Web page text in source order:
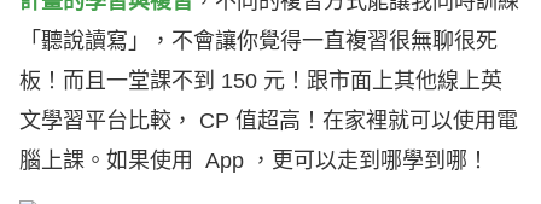
「聽說讀寫」，不會讓你覺得一直複習很無聊很死
板！而且一堂課不到 150 元！跟市面上其他線上英
文學習平台比較， CP 值超高！在家裡就可以使用電
腦上課。如果使用 App ，更可以走到哪學到哪！